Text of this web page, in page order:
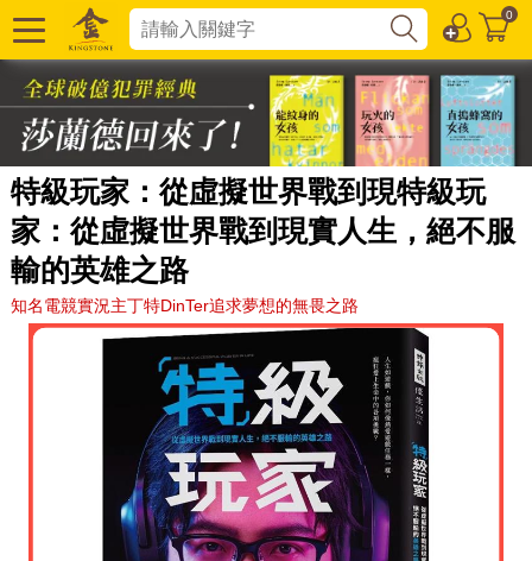
0
特級玩家：從虛擬世界戰到現特級玩
家：從虛擬世界戰到現實人生，絕不服
輸的英雄之路
知名電競實況主丁特DinTer追求夢想的無畏之路